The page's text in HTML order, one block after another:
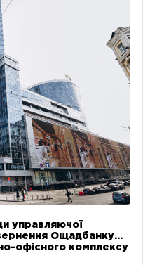
управляючої
Ощадбанку
офісного комплексу